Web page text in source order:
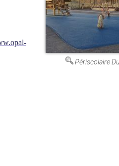
Périscolaire